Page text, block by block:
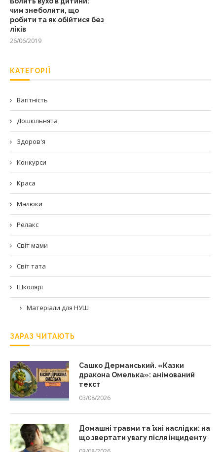
чим знеболити, що
робити та як обійтися без
ліків
26/06/2019
КАТЕГОРІЇ
Вагітність
Дошкільнята
Здоров'я
Конкурси
Краса
Малюки
Релакс
Світ мами
Світ тата
Школярі
Матеріали для НУШ
ЗАРАЗ ЧИТАЮТЬ
Сашко Дерманський. «Казки
дракона Омелька»: анімований
текст
03/08/2026
Домашні травми та їхні наслідки: на
що звертати увагу після інциденту